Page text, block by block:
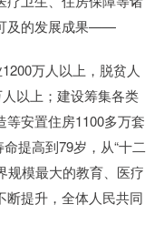
及的发展成果——
万人以上，脱贫人
以上；建设筹集各类
安置住房1100多万套
提高到79岁，从“十二
规模最大的教育、医疗
断提升，全体人民共同